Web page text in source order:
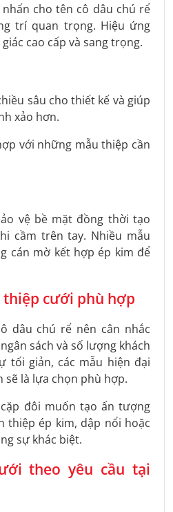
cho tên cô dâu chú rể
trí quan trọng. Hiệu ứng
cao cấp và sang trọng.
sâu cho thiết kế và giúp
xảo hơn.
với những mẫu thiệp cần
vệ bề mặt đồng thời tạo
cầm trên tay. Nhiều mẫu
cán mờ kết hợp ép kim để
thiệp cưới phù hợp
dâu chú rể nên cân nhắc
sách và số lượng khách
tối giản, các mẫu hiện đại
là lựa chọn phù hợp.
đôi muốn tạo ấn tượng
thiệp ép kim, dập nổi hoặc
sự khác biệt.
theo yêu cầu tại